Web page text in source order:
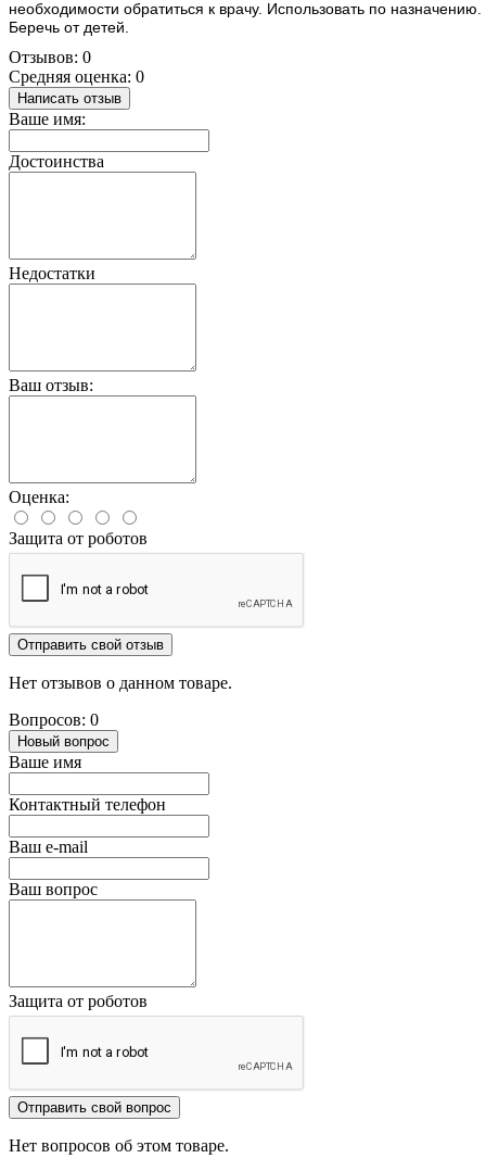
необходимости обратиться к врачу. Использовать по назначению.
Беречь от детей.
Отзывов: 0
Средняя оценка: 0
Написать отзыв
Ваше имя:
Достоинства
Недостатки
Ваш отзыв:
Оценка:
Защита от роботов
Отправить свой отзыв
Нет отзывов о данном товаре.
Вопросов: 0
Новый вопрос
Ваше имя
Контактный телефон
Ваш e-mail
Ваш вопрос
Защита от роботов
Отправить свой вопрос
Нет вопросов об этом товаре.